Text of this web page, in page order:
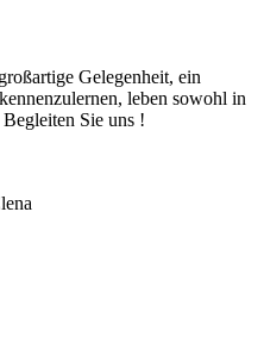
Gelegenheit, ein
leben sowohl in
Sie uns !